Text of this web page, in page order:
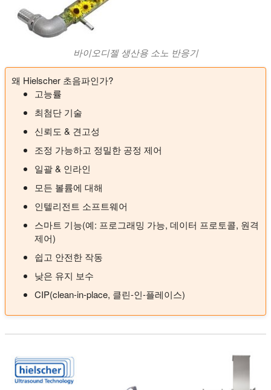
바이오디젤 생산용 소노 반응기
왜 Hielscher 초음파인가?
고능률
최첨단 기술
신뢰도 & 견고성
조정 가능하고 정밀한 공정 제어
일괄 & 인라인
모든 볼륨에 대해
인텔리전트 소프트웨어
스마트 기능(예: 프로그래밍 가능, 데이터 프로토콜, 원격
제어)
쉽고 안전한 작동
낮은 유지 보수
CIP(clean-in-place, 클린-인-플레이스)